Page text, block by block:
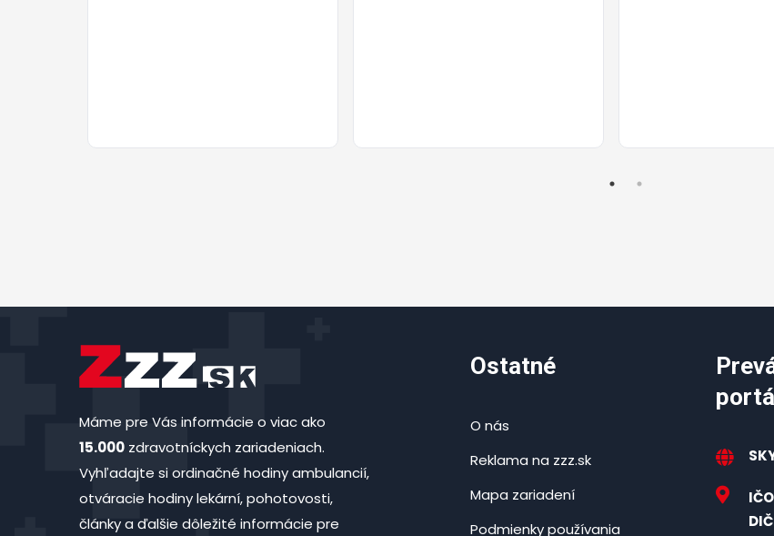
Máme pre Vás informácie o viac ako
15.000 zdravotníckych zariadeniach.
Vyhľadajte si ordinačné hodiny ambulancií,
otváracie hodiny lekární, pohotovosti,
články a ďalšie dôležité informácie pre
Ostatné
O nás
Reklama na zzz.sk
Mapa zariadení
Podmienky používania